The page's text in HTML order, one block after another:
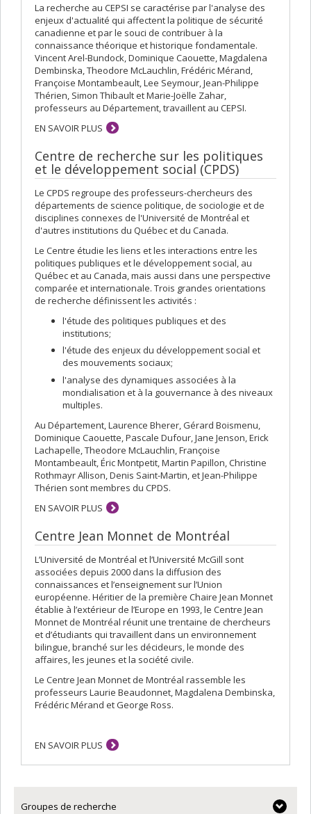
La recherche au CEPSI se caractérise par l'analyse des
enjeux d'actualité qui affectent la politique de sécurité
canadienne et par le souci de contribuer à la
connaissance théorique et historique fondamentale.
Vincent Arel-Bundock, Dominique Caouette, Magdalena
Dembinska, Theodore McLauchlin, Frédéric Mérand,
Françoise Montambeault, Lee Seymour, Jean-Philippe
Thérien, Simon Thibault et Marie-Joëlle Zahar,
professeurs au Département, travaillent au CEPSI.
EN SAVOIR PLUS
Centre de recherche sur les politiques
et le développement social (CPDS)
Le CPDS regroupe des professeurs-chercheurs des
départements de science politique, de sociologie et de
disciplines connexes de l'Université de Montréal et
d'autres institutions du Québec et du Canada.
Le Centre étudie les liens et les interactions entre les
politiques publiques et le développement social, au
Québec et au Canada, mais aussi dans une perspective
comparée et internationale. Trois grandes orientations
de recherche définissent les activités :
l'étude des politiques publiques et des
institutions;
l'étude des enjeux du développement social et
des mouvements sociaux;
l'analyse des dynamiques associées à la
mondialisation et à la gouvernance à des niveaux
multiples.
Au Département, Laurence Bherer, Gérard Boismenu,
Dominique Caouette, Pascale Dufour, Jane Jenson, Erick
Lachapelle, Theodore McLauchlin, Françoise
Montambeault, Éric Montpetit, Martin Papillon, Christine
Rothmayr Allison, Denis Saint-Martin, et Jean-Philippe
Thérien sont membres du CPDS.
EN SAVOIR PLUS
Centre Jean Monnet de Montréal
L’Université de Montréal et l’Université McGill sont
associées depuis 2000 dans la diffusion des
connaissances et l’enseignement sur l’Union
européenne. Héritier de la première Chaire Jean Monnet
établie à l’extérieur de l’Europe en 1993, le Centre Jean
Monnet de Montréal réunit une trentaine de chercheurs
et d’étudiants qui travaillent dans un environnement
bilingue, branché sur les décideurs, le monde des
affaires, les jeunes et la société civile.
Le Centre Jean Monnet de Montréal rassemble les
professeurs Laurie Beaudonnet, Magdalena Dembinska,
Frédéric Mérand et George Ross.
EN SAVOIR PLUS
Groupes de recherche